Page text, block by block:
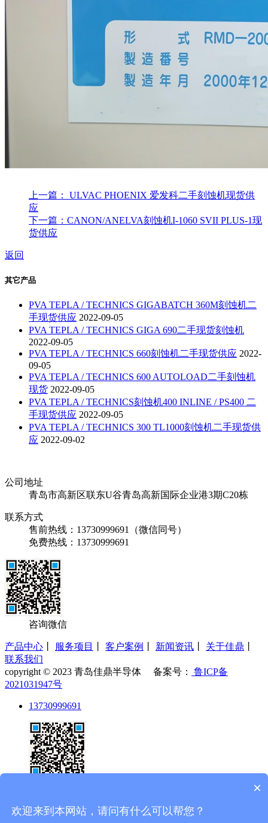
上一篇： ULVAC PHOENIX 爱发科二手刻蚀机现货供
应
下一篇：CANON/ANELVA刻蚀机I-1060 SVII PLUS-1现
货供应
返回
其它产品
PVA TEPLA / TECHNICS GIGABATCH 360M刻蚀机二
手现货供应 2022-09-05
PVA TEPLA / TECHNICS GIGA 690二手现货刻蚀机
2022-09-05
PVA TEPLA / TECHNICS 660刻蚀机二手现货供应 2022-
09-05
PVA TEPLA / TECHNICS 600 AUTOLOAD二手刻蚀机
现货 2022-09-05
PVA TEPLA / TECHNICS刻蚀机400 INLINE / PS400 二
手现货供应 2022-09-05
PVA TEPLA / TECHNICS 300 TL1000刻蚀机二手现货供
应 2022-09-02
公司地址
青岛市高新区联东U谷青岛高新国际企业港3期C20栋
联系方式
售前热线：13730999691（微信同号）
免费热线：13730999691
咨询微信
产品中心 服务项目 客户案例 新闻资讯 关于佳鼎
联系我们
copyright © 2023 青岛佳鼎半导体 备案号：
鲁ICP备
2021031947号
13730999691
×
欢迎来到本网站，请问有什么可以帮您？